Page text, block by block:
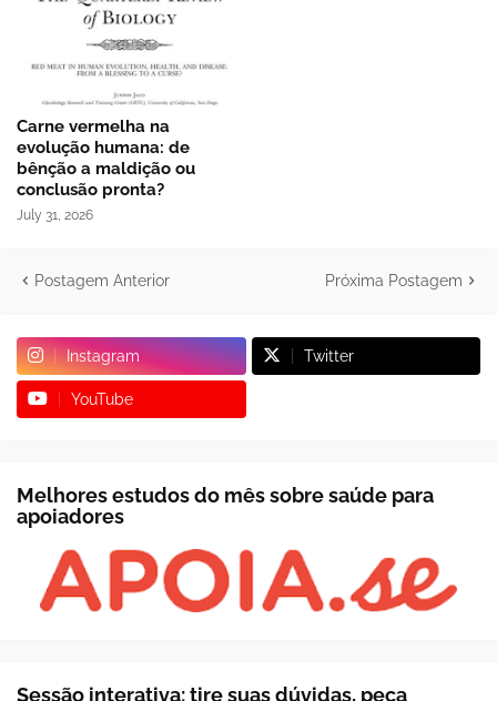
Carne vermelha na
evolução humana: de
bênção a maldição ou
conclusão pronta?
July 31, 2026
Postagem Anterior Próxima Postagem
Instagram Twitter
YouTube
Melhores estudos do mês sobre saúde para
apoiadores
Sessão interativa: tire suas dúvidas, peça